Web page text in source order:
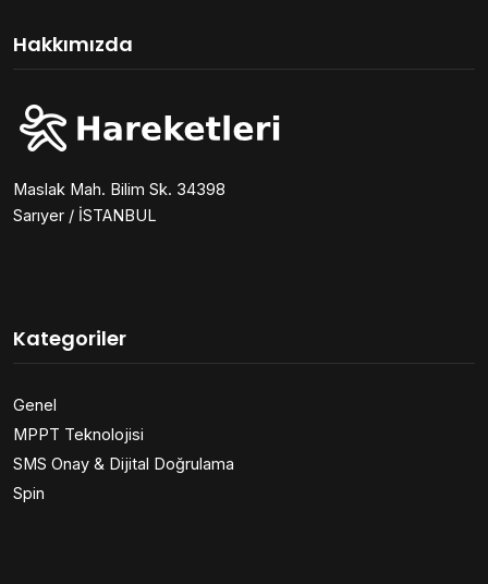
Hakkımızda
Maslak Mah. Bilim Sk. 34398
Sarıyer / İSTANBUL
Kategoriler
Genel
MPPT Teknolojisi
SMS Onay & Dijital Doğrulama
Spin